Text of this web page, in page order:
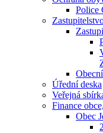
Police
Úřední deska
Veřejná
Finance
Obec